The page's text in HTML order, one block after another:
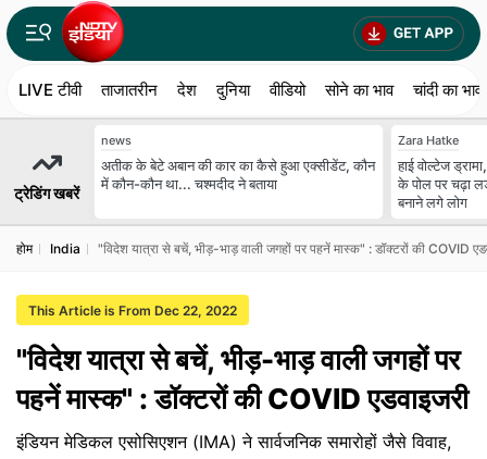
LIVE टीवी ताजातरीन देश दुनिया वीडियो सोने का भाव चांदी का भाव
ट्रेडिंग खबरें
news
अतीक के बेटे अबान की कार का कैसे हुआ एक्‍सीडेंट, कौन
में कौन-कौन था... चश्‍मदीद ने बताया
Zara Hatke
हाई वोल्टेज
के पोल पर चढ़ा
बनाने लगे लोग
होम India "विदेश यात्रा से बचें, भीड़-भाड़ वाली जगहों पर पहनें मास्क" : डॉक्टरों की COVID
This Article is From Dec 22, 2022
"विदेश यात्रा से बचें, भीड़-भाड़ वाली जगहों पर
पहनें मास्क" : डॉक्टरों की COVID एडवाइजरी
इंडियन मेडिकल एसोसिएशन (IMA) ने सार्वजनिक समारोहों जैसे विवाह,